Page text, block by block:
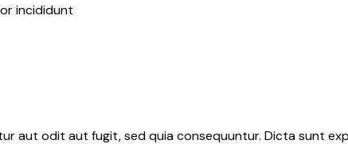
incididunt
aut odit aut fugit, sed quia consequuntur. Dicta sunt